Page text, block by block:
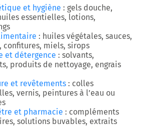
et hygiène : gels douche,
essentielles, lotions,
: huiles végétales, sauces,
confitures, miels, sirops
et détergence : solvants,
produits de nettoyage, engrais
et revêtements : colles
vernis, peintures à l’eau ou
et pharmacie : compléments
solutions buvables, extraits